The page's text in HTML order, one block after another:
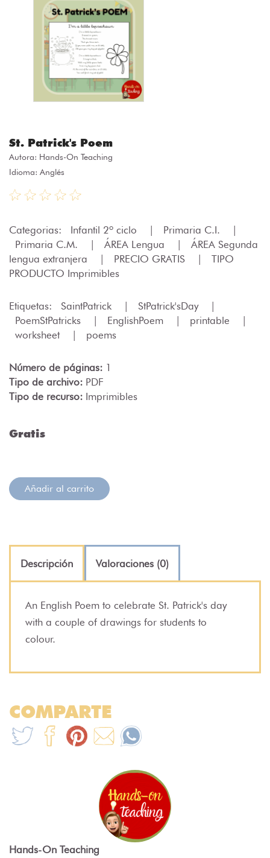
St. Patrick's Poem
Autora: Hands-On Teaching
Idioma: Anglés
Categorias: Infantil 2º ciclo | Primaria C.I.
|
Primaria C.M.
| ÁREA Lengua |
ÁREA Segunda
lengua extranjera
| PRECIO GRATIS |
TIPO
PRODUCTO Imprimibles
Etiquetas: SaintPatrick | StPatrick'sDay
|
PoemStPatricks
| EnglishPoem | printable
|
worksheet
| poems
Número de páginas: 1
Tipo de archivo: PDF
Tipo de recurso: Imprimibles
Gratis
Añadir al carrito
Descripción Valoraciones (0)
An English Poem to celebrate St. Patrick's day
with a couple of drawings for students to
colour.
COMPARTE
Hands-On Teaching